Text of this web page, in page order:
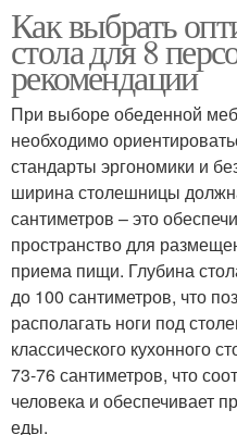
Как выбрать
стола для 8
рекомендации
При выборе обеденной
необходимо
стандарты эргономики и
ширина столешницы
сантиметров – это
пространство для
приема пищи. Глубина
до 100 сантиметров, что
располагать ноги под
классического кухонного
73-76 сантиметров, что
человека и обеспечивает
еды.